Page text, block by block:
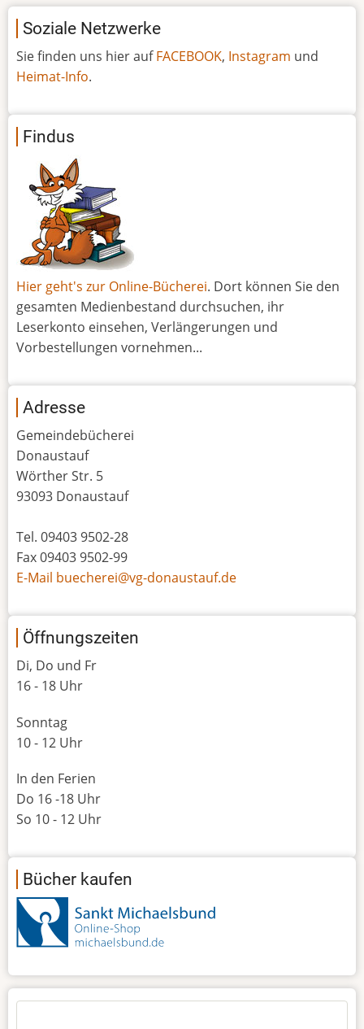
Soziale Netzwerke
Sie finden uns hier aufFACEBOOK, Instagram und
Heimat-Info.
Findus
Hier geht's zur Online-Bücherei. Dort können Sie den
gesamten Medienbestand durchsuchen, ihr
Leserkonto einsehen, Verlängerungen und
Vorbestellungen vornehmen...
Adresse
Gemeindebücherei
Donaustauf
Wörther Str. 5
93093 Donaustauf
Tel. 09403 9502-28
Fax 09403 9502-99
E-Mail buecherei@vg-donaustauf.de
Öffnungszeiten
Di, Do und Fr
16 - 18 Uhr
Sonntag
10 - 12 Uhr
In den Ferien
Do 16 -18 Uhr
So 10 - 12 Uhr
Bücher kaufen